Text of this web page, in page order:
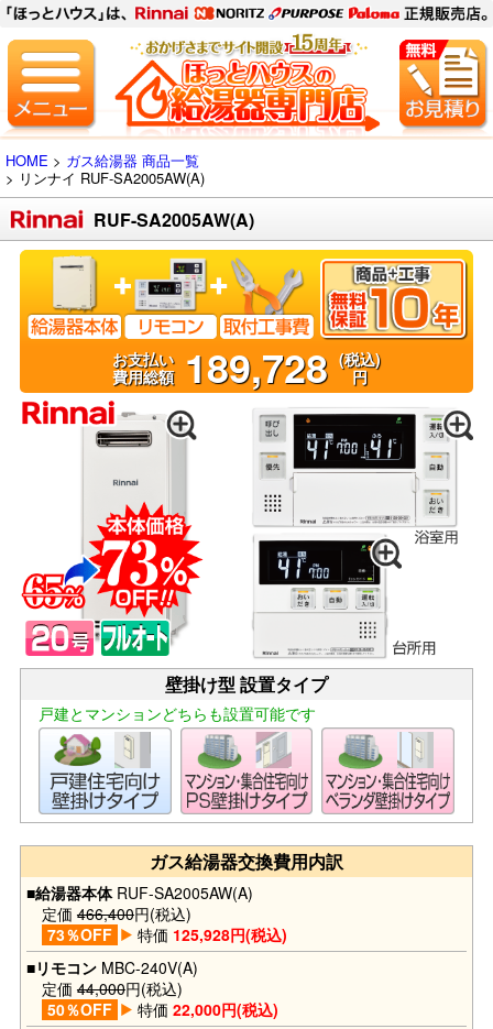
HOME > ガス給湯器 商品一覧
> リンナイ RUF-SA2005AW(A)
RUF-SA2005AW(A)
お支払い
費用総額189,728 (税込)
円
壁掛け型 設置タイプ
戸建とマンションどちらも設置可能です
ガス給湯器交換費用内訳
■給湯器本体RUF-SA2005AW(A)
定価 466,400円(税込)
73％OFF
特価 125,928円(税込)
■リモコンMBC-240V(A)
定価 44,000円(税込)
50％OFF
特価 22,000円(税込)